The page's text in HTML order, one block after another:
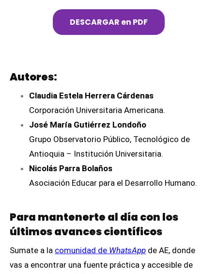
DESCARGAR en PDF
Autores:
Claudia Estela Herrera Cárdenas
Corporación Universitaria Americana.
José María Gutiérrez Londoño
Grupo Observatorio Público, Tecnológico de
Antioquia – Institución Universitaria.
Nicolás Parra Bolaños
Asociación Educar para el Desarrollo Humano.
Para mantenerte al día con los
últimos avances científicos
Sumate a la comunidad de WhatsApp de AE, donde
vas a encontrar una fuente práctica y accesible de